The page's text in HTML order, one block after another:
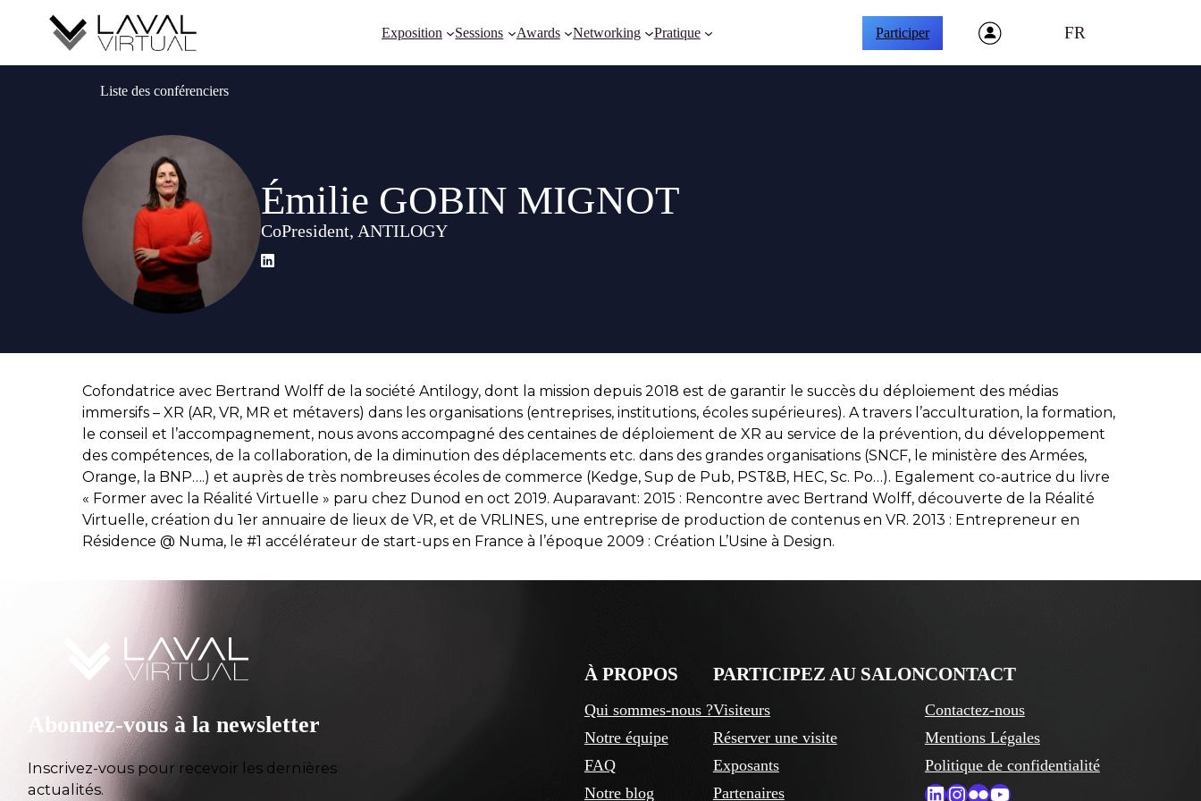
Exposition Sessions Awards Networking Pratique Participer FR
Liste des conférenciers
Émilie GOBIN MIGNOT
CoPresident, ANTILOGY
Cofondatrice avec Bertrand Wolff de la société Antilogy, dont la mission depuis 2018 est de garantir le succès du déploiement des médias
immersifs – XR (AR, VR, MR et métavers) dans les organisations (entreprises, institutions, écoles supérieures). A travers l’acculturation, la formation,
le conseil et l’accompagnement, nous avons accompagné des centaines de déploiement de XR au service de la prévention, du développement
des compétences, de la collaboration, de la diminution des déplacements etc. dans des grandes organisations (SNCF, le ministère des Armées,
Orange, la BNP….) et auprès de très nombreuses écoles de commerce (Kedge, Sup de Pub, PST&B, HEC, Sc. Po…). Egalement co-autrice du livre
« Former avec la Réalité Virtuelle » paru chez Dunod en oct 2019. Auparavant: 2015 : Rencontre avec Bertrand Wolff, découverte de la Réalité
Virtuelle, création du 1er annuaire de lieux de VR, et de VRLINES, une entreprise de production de contenus en VR. 2013 : Entrepreneur en
Résidence @ Numa, le #1 accélérateur de start-ups en France à l’époque 2009 : Création L’Usine à Design.
Abonnez-vous à la newsletter
Inscrivez-vous pour recevoir les dernières
actualités.
À PROPOS
Qui sommes-nous ?
Notre équipe
FAQ
Notre blog
PARTICIPEZ AU SALON
Visiteurs
Réserver une visite
Exposants
Partenaires
CONTACT
Contactez-nous
Mentions Légales
Politique de confidentialité
LinkedIn InstagramFlickr YouTube